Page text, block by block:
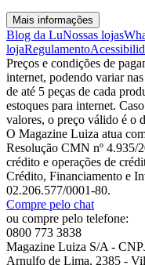
Mais informações
Blog da LuNossas lojas
lojaRegulamento
Preços e condições de
internet, podendo variar
de até 5 peças de cada
estoques para internet.
valores, o preço válido é o
O Magazine Luiza atua
Resolução CMN nº 4.935/
crédito e operações de
Crédito, Financiamento e
02.206.577/0001-80.
Compre pelo chat
ou compre pelo telefone:
0800 773 3838
Magazine Luiza S/A -
Arnulfo de Lima, 2385 -